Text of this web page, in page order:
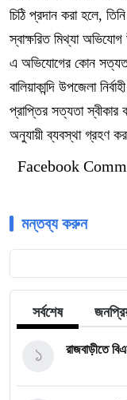
চিঠি প্রদান করা হলে,
স্বাক্ষরিত মিথ্যা অভিযোগ
এ অভিযোগের কোন
বালিয়াকান্দি উপজেলা
প্রাপ্তির সত্যতা স্বীকার
অনুযায়ী ব্যবস্থা গ্রহণ
Facebook
মন্তব্য করুন
সর্বশেষ
রাজবাড়ীতে
১